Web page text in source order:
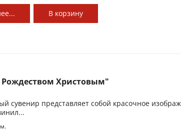
В корзину
Христовым"
сувенир представляет собой красочное